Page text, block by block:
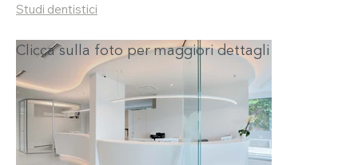
Clicca sulla foto per maggiori dettagli
Studi dentistici